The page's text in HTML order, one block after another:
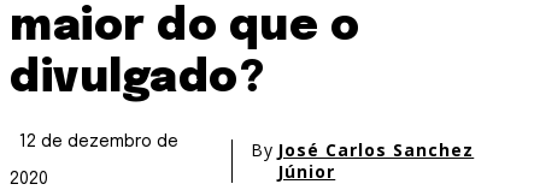
maior do que o
divulgado?
12 de dezembro de
2020
By José Carlos Sanchez
Júnior